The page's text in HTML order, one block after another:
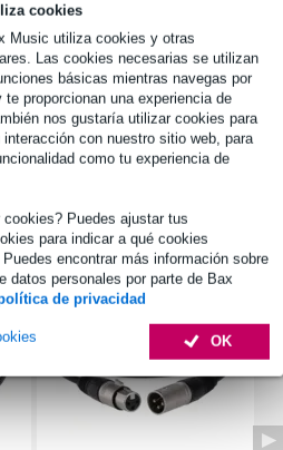
cookies
Music utiliza cookies y otras
Las cookies necesarias se utilizan
básicas mientras navegas por
proporcionan una experiencia de
nos gustaría utilizar cookies para
con nuestro sitio web, para
como tu experiencia de
Puedes ajustar tus
para indicar a qué cookies
encontrar más información sobre
datos personales por parte de Bax
de privacidad
OK